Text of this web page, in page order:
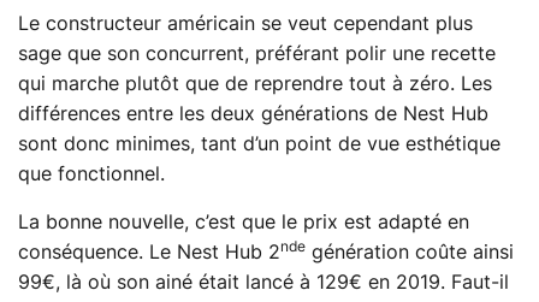
Le constructeur américain se veut cependant plus
sage que son concurrent, préférant polir une recette
qui marche plutôt que de reprendre tout à zéro. Les
différences entre les deux générations de Nest Hub
sont donc minimes, tant d’un point de vue esthétique
que fonctionnel.
La bonne nouvelle, c’est que le prix est adapté en
conséquence. Le Nest Hub 2nde génération coûte ainsi
99€, là où son ainé était lancé à 129€ en 2019. Faut-il